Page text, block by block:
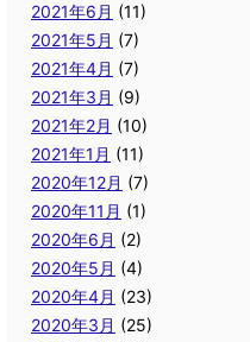
2021年6月 (11)
2021年5月 (7)
2021年4月 (7)
2021年3月 (9)
2021年2月 (10)
2021年1月 (11)
2020年12月 (7)
2020年11月 (1)
2020年6月 (2)
2020年5月 (4)
2020年4月 (23)
2020年3月 (25)